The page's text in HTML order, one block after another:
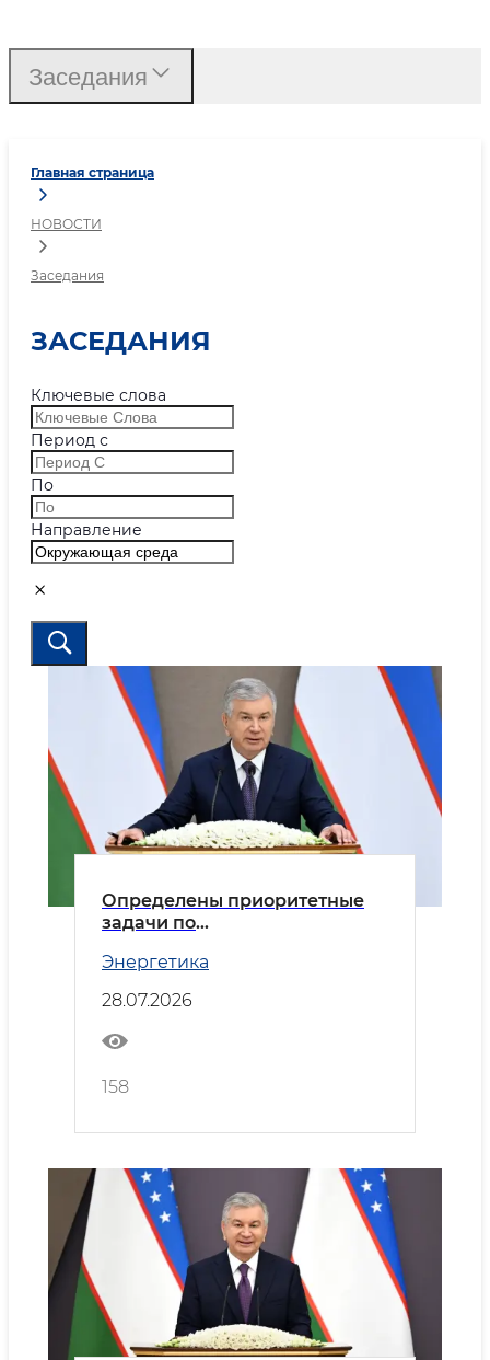
Главная страница
НОВОСТИ
Заседания
ЗАСЕДАНИЯ
Ключевые слова
Период с
По
Направление
Определены приоритетные
задачи по
управления и повышению
ответственности в
энергетической отрасли
Энергетика
28.07.2026
158
Заседания